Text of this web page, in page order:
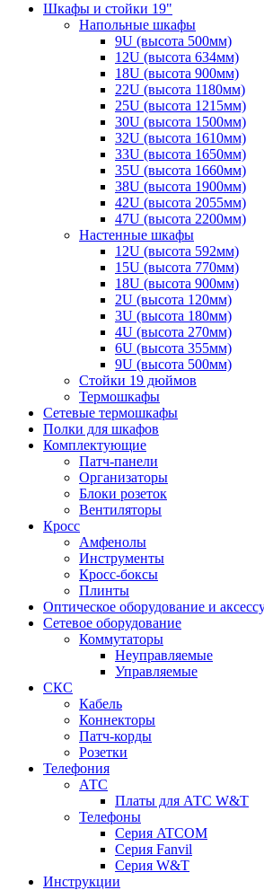
Шкафы и стойки 19"
Напольные шкафы
9U (высота 500мм)
12U (высота 634мм)
18U (высота 900мм)
22U (высота 1180мм)
25U (высота 1215мм)
30U (высота 1500мм)
32U (высота 1610мм)
33U (высота 1650мм)
35U (высота 1660мм)
38U (высота 1900мм)
42U (высота 2055мм)
47U (высота 2200мм)
Настенные шкафы
12U (высота 592мм)
15U (высота 770мм)
18U (высота 900мм)
2U (высота 120мм)
3U (высота 180мм)
4U (высота 270мм)
6U (высота 355мм)
9U (высота 500мм)
Стойки 19 дюймов
Термошкафы
Сетевые термошкафы
Полки для шкафов
Комплектующие
Патч-панели
Организаторы
Блоки розеток
Вентиляторы
Кросс
Амфенолы
Инструменты
Кросс-боксы
Плинты
Оптическое оборудование и
Сетевое оборудование
Коммутаторы
Неуправляемые
Управляемые
СКС
Кабель
Коннекторы
Патч-корды
Розетки
Телефония
АТС
Платы для АТС W&T
Телефоны
Серия ATCOM
Серия Fanvil
Серия W&T
Инструкции